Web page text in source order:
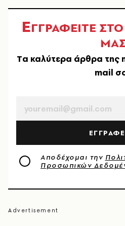
ΕΓΓΡΑΦΕΙΤΕ ΣΤΟ
Tα καλύτερα άρθρα της
mail
Αποδέχομαι την
Προσωπικών